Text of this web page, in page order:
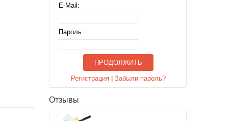
E-Mail:
Пароль:
ПРОДОЛЖИТЬ
Регистрация |Забыли пароль?
Отзывы